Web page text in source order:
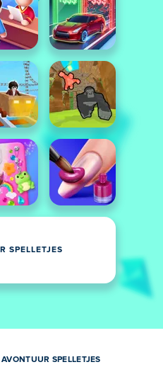
SPELLETJES
AVONTUUR SPELLETJES